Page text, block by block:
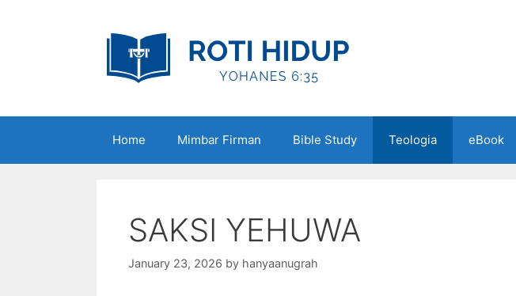
Home Mimbar Firman Bible Study Teologia eBook
SAKSI YEHUWA
January 23, 2026 by hanyaanugrah